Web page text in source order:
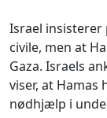
Israel insisterer
civile, men at
Gaza. Israels
viser, at
nødhjælp i